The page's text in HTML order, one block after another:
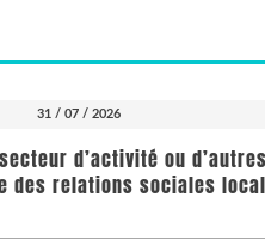
31 / 07 / 2026
d’activité ou d’autres
relations sociales